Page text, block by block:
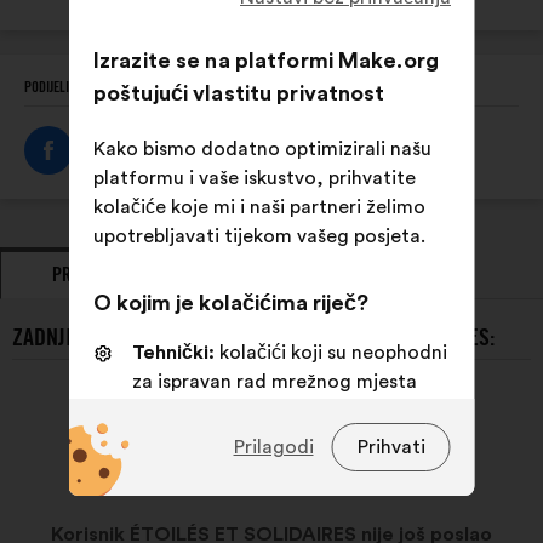
PODIJELI OVAJ PROFIL
PRIJEDLOZI
ZADNJI PRIJEDLOZI KORISNIKA ÉTOILÉS ET SOLIDAIRES:
Korisnik ÉTOILÉS ET SOLIDAIRES nije još poslao
Izrazite se na platformi Make.org
poštujući vlastitu privatnost
Kako bismo dodatno optimizirali našu
platformu i vaše iskustvo, prihvatite
kolačiće koje mi i naši partneri želimo
upotrebljavati tijekom vašeg posjeta.
O kojim je kolačićima riječ?
Tehnički: kolačići koji su neophodni
za ispravan rad mrežnog mjesta
kolačići kojima
se poboljšava vaše iskustvo prilikom
Statistički:
Prihvati
Prilagodi